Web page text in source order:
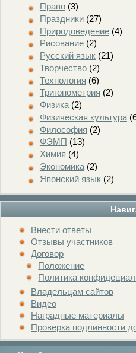
Право(3)
Праздники(27)
Природоведение(4)
Рисование(2)
Русский язык(21)
Творчество(2)
Технология (6)
Тригонометрия (2)
Физика(2)
Физическая культура
Философия (2)
ФЭМП (13)
Химия (4)
Экономика(2)
Японский язык(2)
Внести ответы
Отзывы участников
Договор
Положение
Политика
Владельцам сайтов
Видео
Наградные материалы
Проверка подлинности